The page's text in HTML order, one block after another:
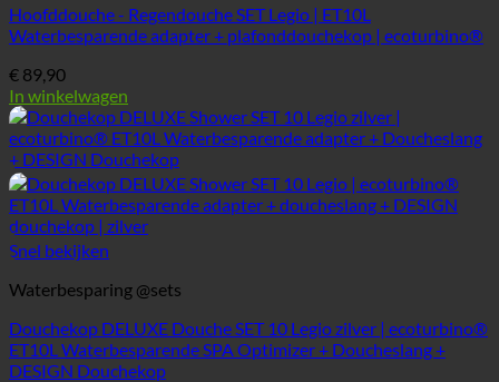
worden
gekozen
de
productpagina
Hoofddouche - Regendouche SET Legio | ET10L
Waterbesparende adapter + plafonddouchekop | ecoturbino®
€ 89,90
In winkelwagen
Snel bekijken
Waterbesparing @sets
Douchekop DELUXE Douche SET 10 Legio zilver | ecoturbino®
ET10L Waterbesparende SPA Optimizer + Doucheslang +
DESIGN Douchekop